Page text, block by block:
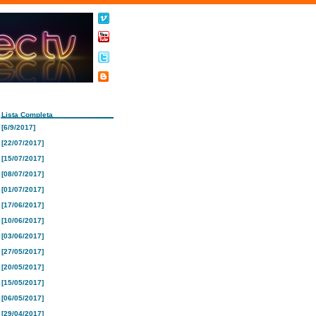
Lista Completa
[6/9/2017]
[22/07/2017]
[15/07/2017]
[08/07/2017]
[01/07/2017]
[17/06/2017]
[10/06/2017]
[03/06/2017]
[27/05/2017]
[20/05/2017]
[15/05/2017]
[06/05/2017]
[29/04/2017]